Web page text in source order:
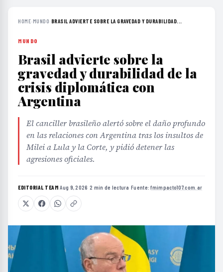
HOME›MUNDO› BRASIL ADVIERTE SOBRE LA GRAVEDAD Y DURABILIDAD...
MUNDO
Brasil advierte sobre la
gravedad y durabilidad de la
crisis diplomática con
Argentina
El canciller brasileño alertó sobre el daño profundo
en las relaciones con Argentina tras los insultos de
Milei a Lula y la Corte, y pidió detener las
agresiones oficiales.
EDITORIAL TEAM·Aug 9, 2026 ·2 min de lectura ·Fuente:fmimpacto107.com.ar